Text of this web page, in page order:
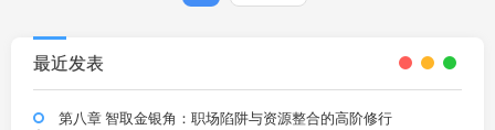
最近发表
第八章 智取金银角：职场陷阱与资源整合的高阶修行